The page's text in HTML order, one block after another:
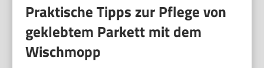
Praktische Tipps zur Pflege von
geklebtem Parkett mit dem
Wischmopp